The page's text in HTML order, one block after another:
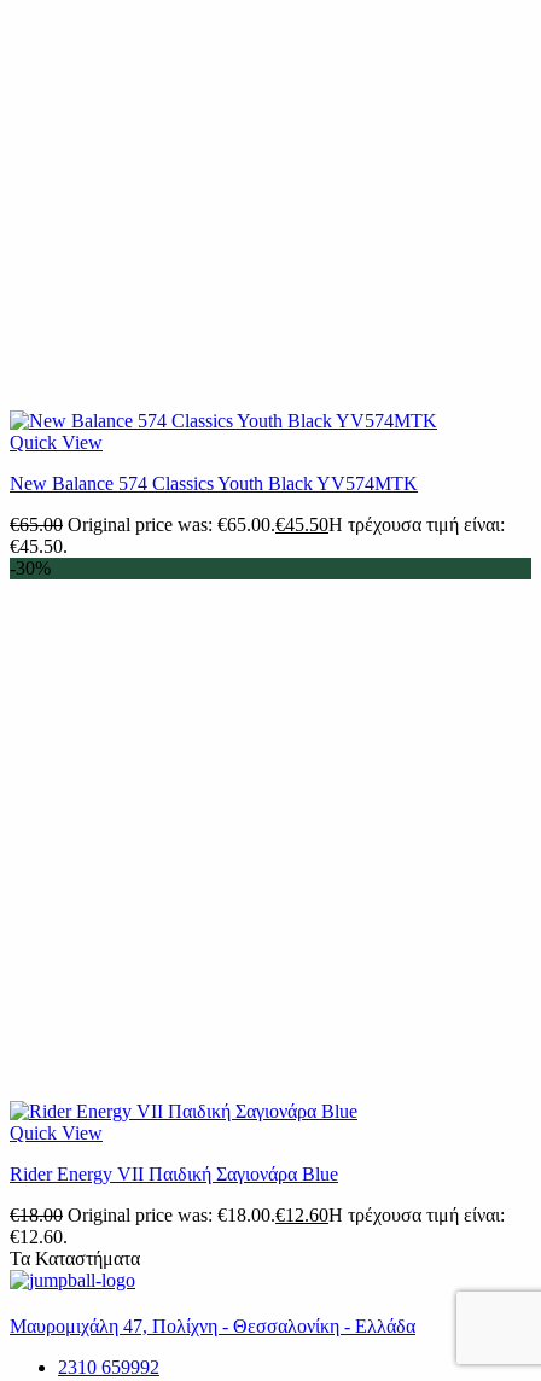
Quick View
New Balance 574 Classics Youth Black YV574MTK
€65.00 Original price was: €65.00.€45.50Η τρέχουσα τιμή είναι:
€45.50.
-30%
Quick View
Rider Energy VII Παιδική Σαγιονάρα Blue
€18.00 Original price was: €18.00.€12.60Η τρέχουσα τιμή είναι:
€12.60.
Τα Καταστήματα
Μαυρομιχάλη 47, Πολίχνη - Θεσσαλονίκη - Ελλάδα
2310 659992